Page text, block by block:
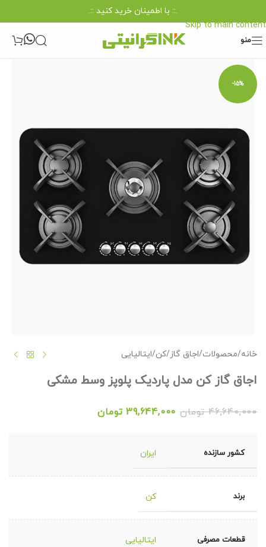
Skip to main content
.:: با اطمینان خرید کنید ::.
منو
-15%
خانه/محصولات/اجاق گاز/کن/ایتالیایی
اجاق گاز کن مدل پاردیک پلوپز وسط مشکی
46,640,000 تومان 39,644,000 تومان
کشور سازنده ایران
برند کن
قطعات مصرفی ایتالیایی